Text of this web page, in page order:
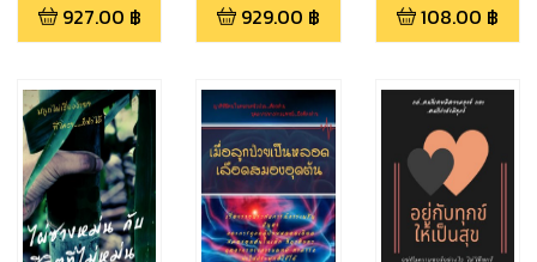
927.00 ฿ 929.00 ฿ 108.00 ฿